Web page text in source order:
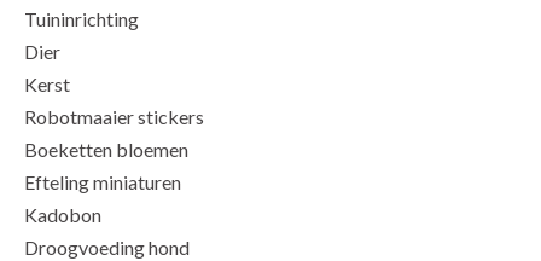
Tuininrichting
Dier
Kerst
Robotmaaier stickers
Boeketten bloemen
Efteling miniaturen
Kadobon
Droogvoeding hond